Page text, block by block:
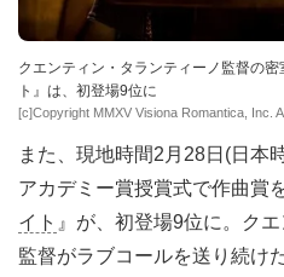
クエンティン・タランティーノ監督の
ト』は、初登場9位に
[c]Copyright MMXV Visiona Romantica, Inc.
また、現地時間2月28日(日本
アカデミー賞授賞式で作曲賞
イト 』が、初登場9位に。ク
監督がラブコールを送り続け